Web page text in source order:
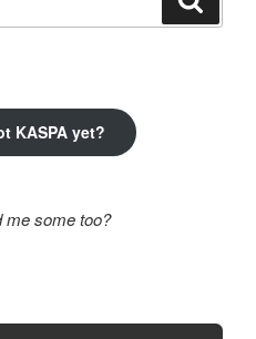
KASPA yet?
me some too?